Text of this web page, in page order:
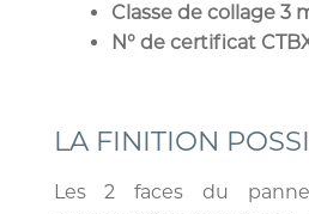
Classe de collage 3
N° de certificat
LA FINITION
Les 2 faces du